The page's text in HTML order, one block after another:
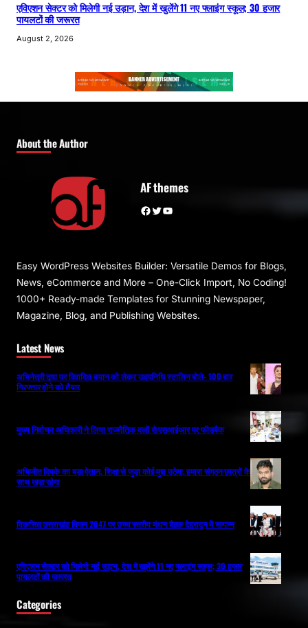
एविएशन सेक्टर को मिलेगी नई उड़ान, देश में खुलेंगे 11 नए फ्लाइंग स्कूल; 30 हजार
पायलटों की जरूरत
August 2, 2026
About the Author
AF themes
Facebook Twitter YouTube
Easy WordPress Websites Builder: Versatile Demos for Blogs,
News, eCommerce and More – One-Click Import, No Coding!
1000+ Ready-made Templates for Stunning Newspaper,
Magazine, Blog, and Publishing Websites.
Latest News
अभिनेत्री तृषा पर विवादित बयान को लेकर उदयनिधि स्टालिन बोले- 100 बार
गिरफ्तार होने को तैयार
मुख्य निर्वाचन अधिकारी ने लिया राजनैतिक दलों से एसआईआर पर फीडबैक
अभिजीत दिपके का बड़ा ऐलान, शिक्षा से जुड़ा कोई मुद्दा उठेगा, हमारा संगठन छात्रों के
साथ खड़ा रहेगा
विकसित उत्तराखंड विजन 2047 पर उच्च स्तरीय मंथन बैठक देहरादून में सम्पन्न
एविएशन सेक्टर को मिलेगी नई उड़ान, देश में खुलेंगे 11 नए फ्लाइंग स्कूल; 30 हजार
पायलटों की जरूरत
Categories